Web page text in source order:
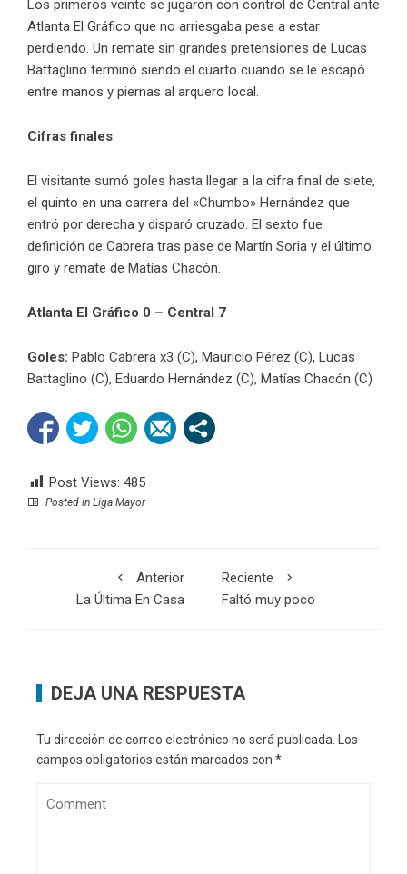
Los primeros veinte se jugaron con control de Central ante
Atlanta El Gráfico que no arriesgaba pese a estar
perdiendo. Un remate sin grandes pretensiones de Lucas
Battaglino terminó siendo el cuarto cuando se le escapó
entre manos y piernas al arquero local.
Cifras finales
El visitante sumó goles hasta llegar a la cifra final de siete,
el quinto en una carrera del «Chumbo» Hernández que
entró por derecha y disparó cruzado. El sexto fue
definición de Cabrera tras pase de Martín Soria y el último
giro y remate de Matías Chacón.
Atlanta El Gráfico 0 – Central 7
Goles: Pablo Cabrera x3 (C), Mauricio Pérez (C), Lucas
Battaglino (C), Eduardo Hernández (C), Matías Chacón (C)
Post Views: 485
Posted in Liga Mayor
Anterior
La Última En Casa
Reciente
Faltó muy poco
DEJA UNA RESPUESTA
Tu dirección de correo electrónico no será publicada.
Los
campos obligatorios están marcados con *